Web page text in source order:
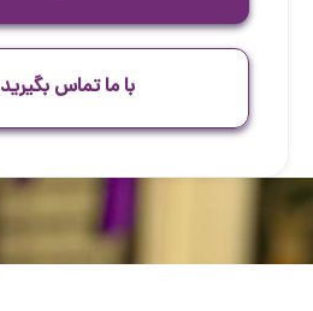
با ما تماس بگیرید